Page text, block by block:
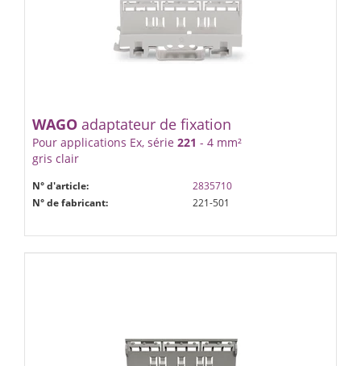
WAGO adaptateur de fixation
Pour applications Ex, série 221 - 4 mm²
gris clair
N° d'article:
2835710
N° de fabricant:
221-501